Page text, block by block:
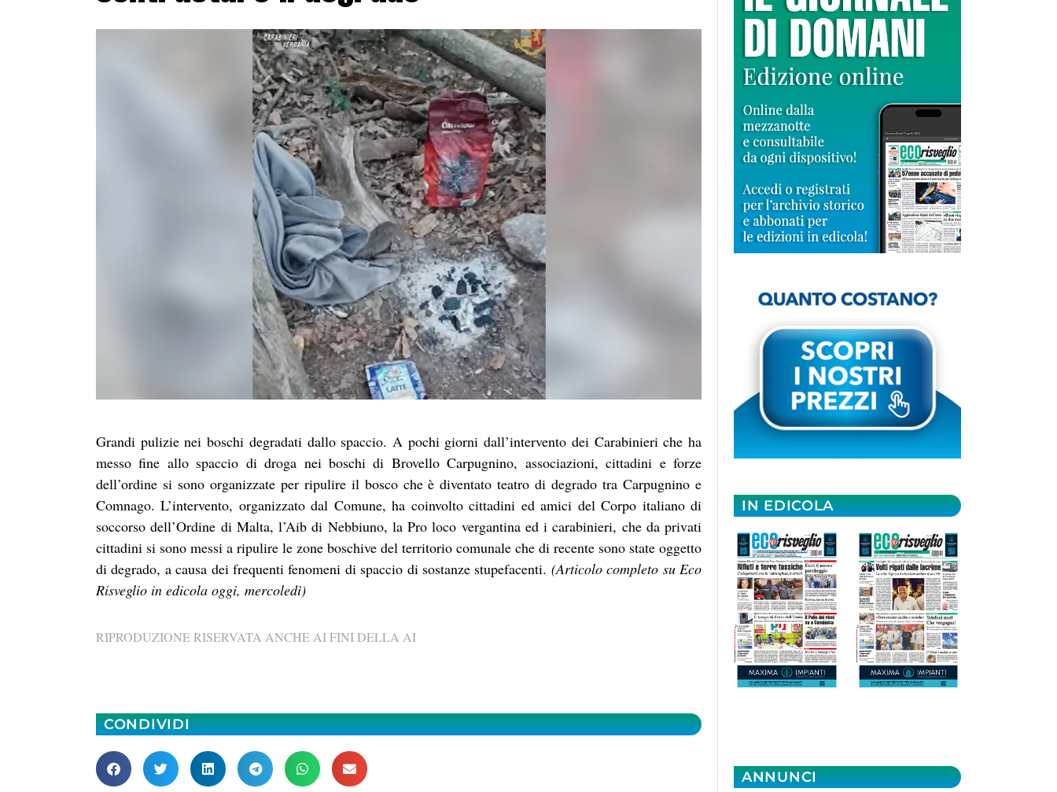
Grandi pulizie nei boschi degradati dallo spaccio. A pochi giorni dall’intervento dei Carabinieri che ha
messo fine allo spaccio di droga nei boschi di Brovello Carpugnino, associazioni, cittadini e forze
dell’ordine si sono organizzate per ripulire il bosco che è diventato teatro di degrado tra Carpugnino e
Comnago. L’intervento, organizzato dal Comune, ha coinvolto cittadini ed amici del Corpo italiano di
soccorso dell’Ordine di Malta, l’Aib di Nebbiuno, la Pro loco vergantina ed i carabinieri, che da privati
cittadini si sono messi a ripulire le zone boschive del territorio comunale che di recente sono state oggetto
di degrado, a causa dei frequenti fenomeni di spaccio di sostanze stupefacenti. (Articolo completo su Eco
Risveglio in edicola oggi, mercoledì)
RIPRODUZIONE RISERVATA ANCHE AI FINI DELLA AI
CONDIVIDI
IN EDICOLA
ANNUNCI